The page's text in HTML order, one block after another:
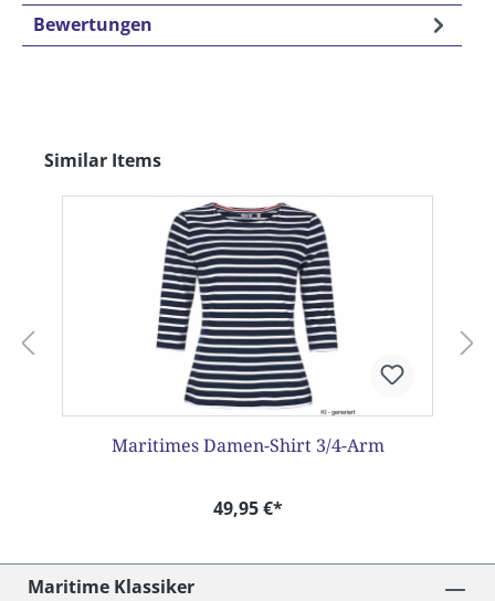
Bewertungen
Produktgalerie überspringen
Similar Items
Maritimes Damen-Shirt 3/4-Arm
49,95 €*
Maritime Klassiker